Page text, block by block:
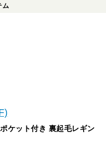
ム
ケット付き 裏起毛レギン